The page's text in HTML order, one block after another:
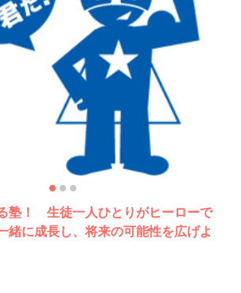
塾！ 生徒一人ひとりがヒーローで
緒に成長し、将来の可能性を広げよ